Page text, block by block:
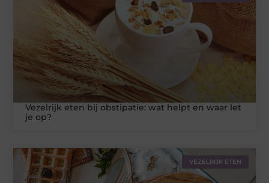
Vezelrijk eten bij obstipatie: wat helpt en waar let
je op?
VEZELRIJK ETEN